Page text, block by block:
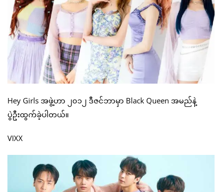
Hey Girls အဖွဲ့ဟာ ၂၀၁၂ ဒီဇင်ဘာမှာ Black Queen အမည်နဲ့
ပွဲဦးထွက်ခဲ့ပါတယ်။
VIXX